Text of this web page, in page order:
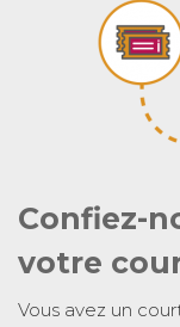
Confiez-
votre
Vous avez un